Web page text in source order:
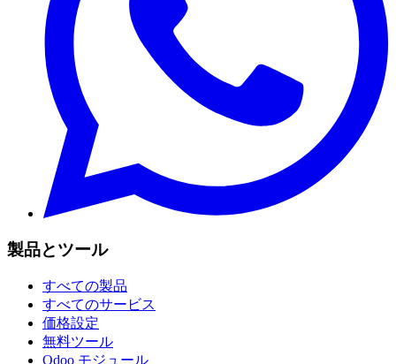
製品とツール
すべての製品
すべてのサービス
価格設定
無料ツール
Odoo モジュール